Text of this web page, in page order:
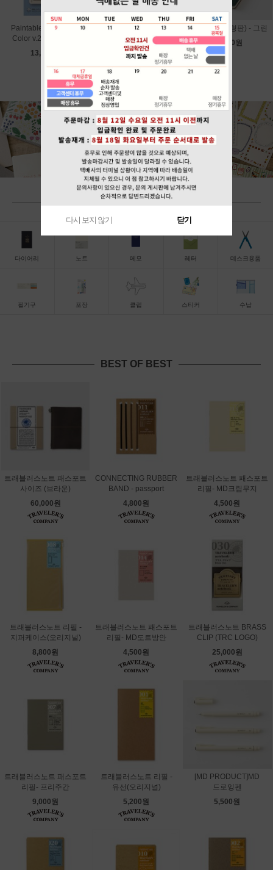
Paintable Stamp Soft
Color v.2 - Calendar
13,800원
Paintable Stamp Soft
Color v.2 - Bread
13,800원
그레인 (B6변형판) - 그린
18,000원
BY CATEGORY
다이어리 노트 메모 레터 데스크용품
필기구 포장 클립 스티커 수납
BEST OF BEST
트래블러스노트 패스포트
사이즈 (브라운)
60,000원
CONNECTING RUBBER
BAND - passport
4,800원
트래블러스노트 패스포트
리필- MD크림무지
4,500원
트래블러스노트 리필 -
지퍼케이스(오리지널)
8,800원
트래블러스노트 패스포트
리필- MD도트방안
4,500원
트래블러스노트 BRASS
CLIP (TRC LOGO)
25,000원
트래블러스노트 패스포트
리필- 프리주간
9,000원
트래블러스노트 리필 -
유선(오리지널)
5,200원
[MD PRODUCT]MD
드로잉펜
5,500원
다시 보지 않기 닫기